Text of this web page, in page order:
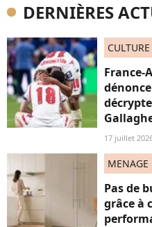
DERNIÈRES
CULTURE
France-
17 juillet
MENAGE
Pas de
grâce à